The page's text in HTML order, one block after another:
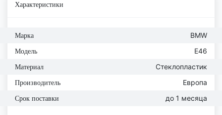
Характеристики
Марка BMW
Модель E46
Материал Стеклопластик
Производитель Европа
Срок поставки до 1 месяца